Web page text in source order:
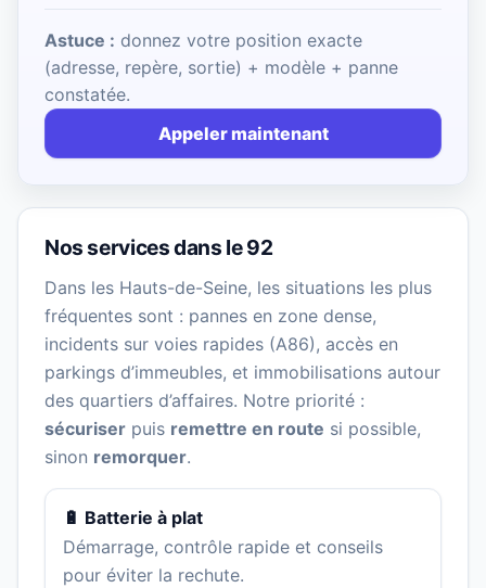
Astuce : donnez votre position exacte
(adresse, repère, sortie) + modèle + panne
constatée.
Appeler maintenant
Nos services dans le 92
Dans les Hauts-de-Seine, les situations les plus
fréquentes sont : pannes en zone dense,
incidents sur voies rapides (A86), accès en
parkings d’immeubles, et immobilisations autour
des quartiers d’affaires. Notre priorité :
sécuriser puis remettre en route si possible,
sinon remorquer.
🔋 Batterie à plat
Démarrage, contrôle rapide et conseils
pour éviter la rechute.